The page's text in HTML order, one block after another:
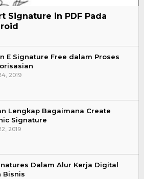
Signature in PDF Pada
E Signature Free dalam Proses
2019
Lengkap Bagaimana Create
Signature
2019
Dalam Alur Kerja Digital
Bisnis